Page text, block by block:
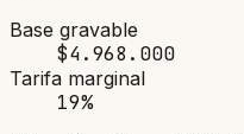
Base gravable
$4.968.000
Tarifa marginal
19%